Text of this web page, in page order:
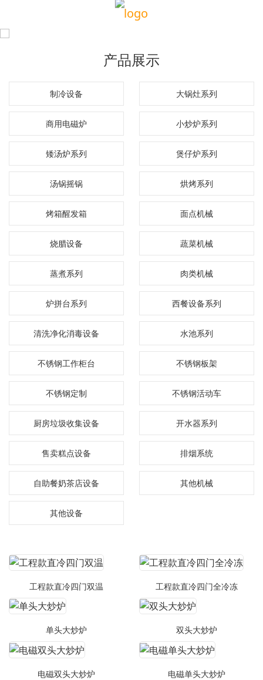
产品展示
制冷设备 大锅灶系列
商用电磁炉 小炒炉系列
矮汤炉系列 煲仔炉系列
汤锅摇锅 烘烤系列
烤箱醒发箱 面点机械
烧腊设备 蔬菜机械
蒸煮系列 肉类机械
炉拼台系列 西餐设备系列
清洗净化消毒设备 水池系列
不锈钢工作柜台 不锈钢板架
不锈钢定制 不锈钢活动车
厨房垃圾收集设备 开水器系列
售卖糕点设备 排烟系统
自助餐奶茶店设备 其他机械
其他设备
工程款直冷四门双温 工程款直冷四门全冷冻
单头大炒炉 双头大炒炉
电磁双头大炒炉 电磁单头大炒炉